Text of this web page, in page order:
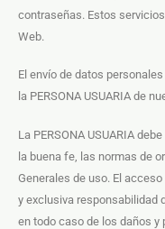
contraseñas. Estos
Web.
El envío de datos
la PERSONA USUARIA de
La PERSONA USUARIA
la buena fe, las normas de
Generales de uso. El
y exclusiva responsabilidad
en todo caso de los daños y